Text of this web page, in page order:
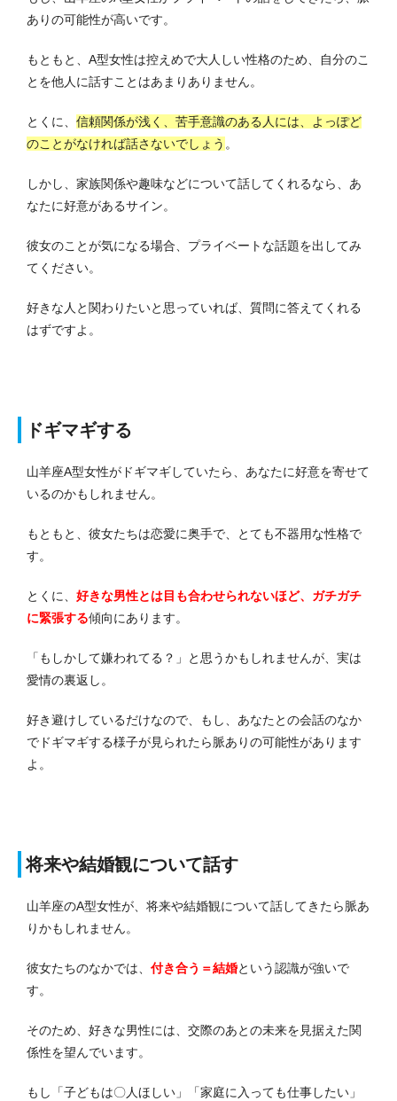
ありの可能性が高いです。
もともと、A型女性は控えめで大人しい性格のため、自分のこ
とを他人に話すことはあまりありません。
とくに、 信頼関係が浅く、苦手意識のある人には、よっぽど
のことがなければ話さないでしょう 。
しかし、家族関係や趣味などについて話してくれるなら、あ
なたに好意があるサイン。
彼女のことが気になる場合、プライベートな話題を出してみ
てください。
好きな人と関わりたいと思っていれば、質問に答えてくれる
はずですよ。
ドギマギする
山羊座A型女性がドギマギしていたら、あなたに好意を寄せて
いるのかもしれません。
もともと、彼女たちは恋愛に奥手で、とても不器用な性格で
す。
とくに、 好きな男性とは目も合わせられないほど、ガチガチ
に緊張する傾向にあります。
「もしかして嫌われてる？」と思うかもしれませんが、実は
愛情の裏返し。
好き避けしているだけなので、もし、あなたとの会話のなか
でドギマギする様子が見られたら脈ありの可能性があります
よ。
将来や結婚観について話す
山羊座のA型女性が、将来や結婚観について話してきたら脈あ
りかもしれません。
彼女たちのなかでは、 付き合う＝結婚という認識が強いで
す。
そのため、好きな男性には、交際のあとの未来を見据えた関
係性を望んでいます。
もし「子どもは〇人ほしい」「家庭に入っても仕事したい」